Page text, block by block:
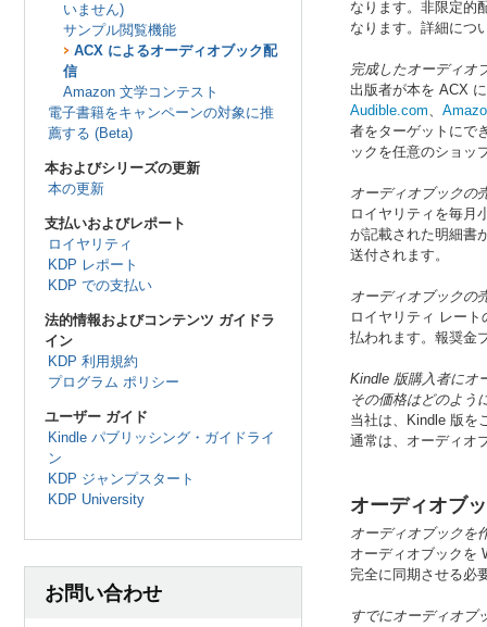
いません)
サンプル閲覧機能
ACX によるオーディオブック配
信
Amazon 文学コンテスト
電子書籍をキャンペーンの対象に推
薦する (Beta)
本およびシリーズの更新
本の更新
支払いおよびレポート
ロイヤリティ
KDP レポート
KDP での支払い
法的情報およびコンテンツ ガイドラ
イン
KDP 利用規約
プログラム ポリシー
ユーザー ガイド
Kindle パブリッシング・ガイドライ
ン
KDP ジャンプスタート
KDP University
お問い合わせ
なります。非限定的
なります。詳細につ
完成したオーディオ
出版者が本を ACX
Audible.com、
者をターゲットにで
ックを任意のショッ
オーディオブックの
ロイヤリティを毎月
が記載された明細書
送付されます。
オーディオブックの
ロイヤリティ レー
払われます。報奨金
Kindle 版購入者にオ
その価格はどのよう
当社は、Kindle 版を
通常は、オーディオ
オーディオブ
オーディオブックを
オーディオブックを
完全に同期させる必
すでにオーディオブ